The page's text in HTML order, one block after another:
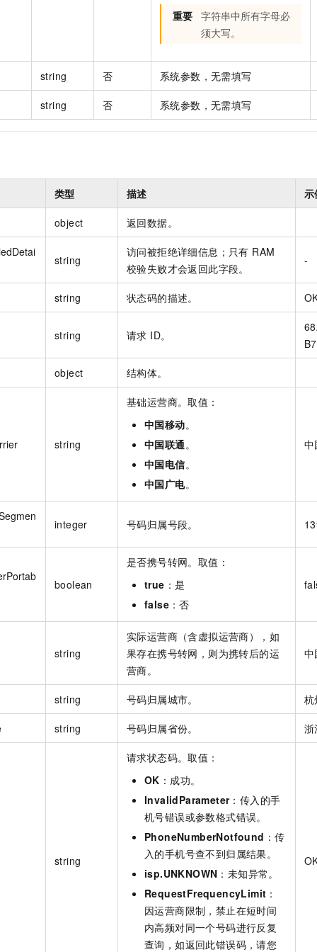
重要 字符串中所有字母必
须大写。
string 否 系统参数，无需填写
string 否 系统参数，无需填写
类型 描述 示
object 返回数据。
string
访问被拒绝详细信息；只有 RAM
校验失败才会返回此字段。
-
string 状态码的描述。
string 请求 ID。
object 结构体。
string
基础运营商。取值：
中国移动。
中国联通。
中国电信。
中国广电。
中
integer 号码归属号段。
boolean
是否携号转网。取值：
true ：是
false ：否
string
实际运营商（含虚拟运营商），如
果存在携号转网，则为携转后的运
营商。
中
string 号码归属城市。 杭
string 号码归属省份。 浙
string
请求状态码。取值：
OK ：成功。
InvalidParameter：传入的手
机号错误或参数格式错误。
PhoneNumberNotfound ：传
入的手机号查不到归属结果。
isp.UNKNOWN ：未知异常。
RequestFrequencyLimit ：
因运营商限制，禁止在短时间
内高频对同一个号码进行反复
查询，如返回此错误码，请您